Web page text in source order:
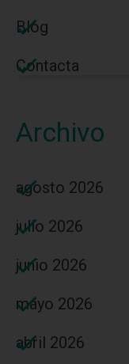
Blog
Contacta
Archivo
agosto 2026
julio 2026
junio 2026
mayo 2026
abril 2026